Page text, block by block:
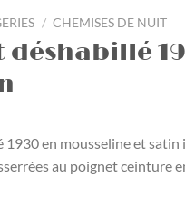
/ CHEMISES DE NUIT
en mousseline et satin
au poignet ceinture